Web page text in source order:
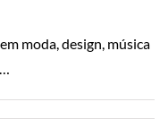
moda, design, música